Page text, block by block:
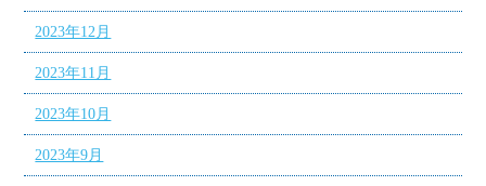
2023年12月
2023年11月
2023年10月
2023年9月